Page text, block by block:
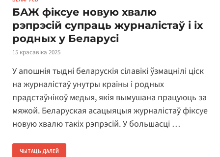
БАЖ фіксуе новую хвалю
рэпрэсій супраць журналістаў і іх
родных у Беларусі
15 красавіка 2025
У апошнія тыдні беларускія сілавікі ўзмацнілі ціск
на журналістаў унутры краіны і родных
прадстаўнікоў медыя, якія вымушана працуюць за
мяжой. Беларуская асацыяцыя журналістаў фіксуе
новую хвалю такіх рэпрэсій. У большасці …
ЧЫТАЦЬ ДАЛЕЙ